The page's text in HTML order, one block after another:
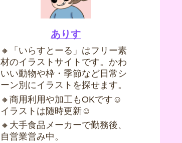
ありす
🔸「いらすとーる」はフリー素
材のイラストサイトです。かわ
いい動物や枠・季節など日常シ
ーン別にイラストを探せます。
🔸商用利用や加工もOKです☺
イラストは随時更新☺
🔸大手食品メーカーで勤務後、
自営業営み中。